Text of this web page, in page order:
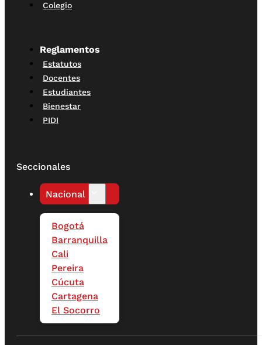
Colegio
Reglamentos
Estatutos
Docentes
Estudiantes
Bienestar
PIDI
Seccionales
Nacional
Bogotá
Barranquilla
Cali
Pereira
Cúcuta
Cartagena
El Socorro